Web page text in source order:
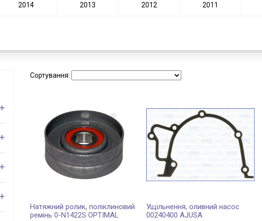
2014 2013 2012 2011
Сортування:
Натяжний ролик, поліклиновий
ремінь 0-N1422S OPTIMAL
Ущільнення, оливний насос
00240400 AJUSA